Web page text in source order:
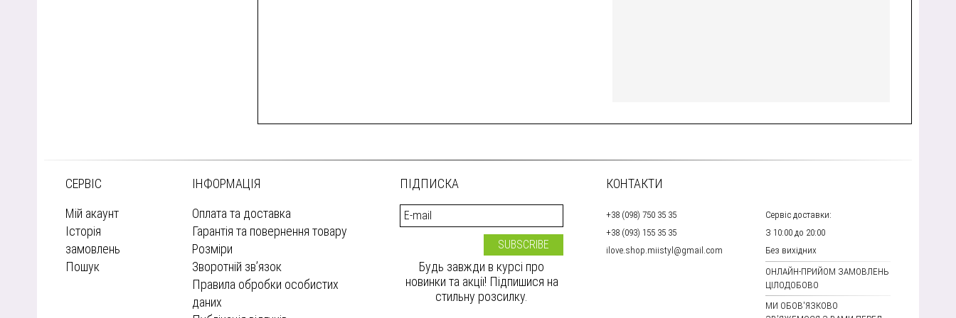
СЕРВІС
Мій акаунт
Історія
замовлень
Пошук
ІНФОРМАЦІЯ
Оплата та доставка
Гарантія та повернення товару
Розміри
Зворотній зв’язок
Правила обробки особистих
даних
ПІДПИСКА
Будь завжди в курсі про
новинки та акції! Підпишися на
стильну розсилку.
КОНТАКТИ
+38 (098) 750 35 35
Сервіс доставки:
+38 (093) 155 35 35
З 10:00 до 20:00
ilove.shop.miistyl@gmail.com
Без вихідних
ОНЛАЙН-ПРИЙОМ ЗАМОВЛЕНЬ
ЦІЛОДОБОВО
МИ ОБОВ'ЯЗКОВО